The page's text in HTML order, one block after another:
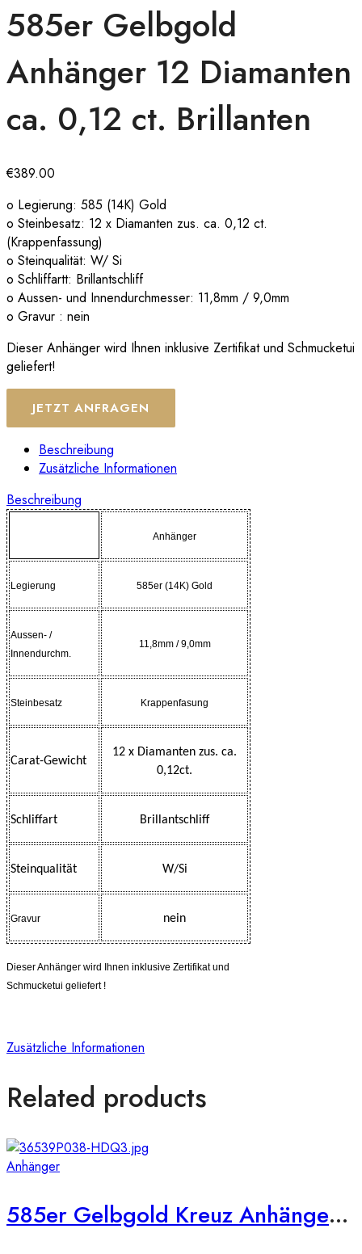
585er Gelbgold
Anhänger 12 Diamanten
ca. 0,12 ct. Brillanten
€389.00
o Legierung: 585 (14K) Gold
o Steinbesatz: 12 x Diamanten zus. ca. 0,12 ct.
(Krappenfassung)
o Steinqualität: W/ Si
o Schliffartt: Brillantschliff
o Aussen- und Innendurchmesser: 11,8mm / 9,0mm
o Gravur : nein
Dieser Anhänger wird Ihnen inklusive Zertifikat und Schmucketui
geliefert!
JETZT ANFRAGEN
Beschreibung
Zusätzliche Informationen
Beschreibung
Anhänger
Legierung 585er (14K) Gold
Aussen- /
Innendurchm.
11,8mm / 9,0mm
Steinbesatz Krappenfasung
Carat-Gewicht
12 x Diamanten zus. ca.
0,12ct.
Schliffart Brillantschliff
Steinqualität W/Si
Gravur nein
Dieser Anhänger wird Ihnen inklusive Zertifikat und
Schmucketui geliefert !
Zusätzliche Informationen
Related products
Anhänger
585er Gelbgold Kreuz Anhänger mit 74 x Brill. ca. 0,16ct.